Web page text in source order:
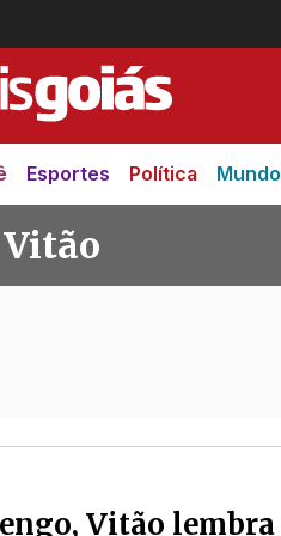
Esportes Política Mundo
Vitão
Vitão lembra